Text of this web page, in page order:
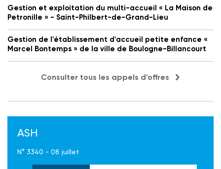
Gestion et exploitation du multi-accueil « La Maison de
Petronille » - Saint-Philbert-de-Grand-Lieu
Gestion de l'établissement d'accueil petite enfance «
Marcel Bontemps » de la ville de Boulogne-Billancourt
Consulter tous les appels d'offres
ASH
N° 3340 - 08 juillet